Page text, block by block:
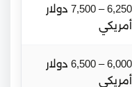
6,250 – 7,500 دولار
أمريكي
6,000 – 6,500 دولار
أمريكي